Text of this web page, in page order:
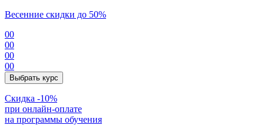
Весенние скидки до 50%
00
00
00
00
Выбрать курс
Cкидка -10%
при онлайн-оплате
на программы обучения